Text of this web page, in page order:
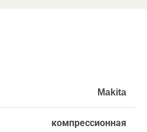
Makita
компрессионная